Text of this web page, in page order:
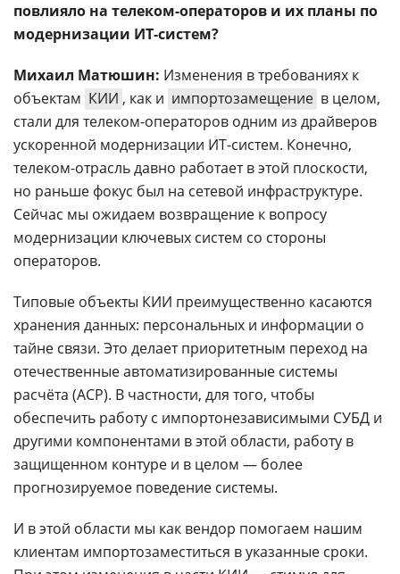
повлияло на телеком-операторов и их планы по
модернизации ИТ-систем?
Михаил Матюшин: Изменения в требованиях к
объектам КИИ , как и импортозамещение в целом,
стали для телеком-операторов одним из драйверов
ускоренной модернизации ИТ-систем. Конечно,
телеком-отрасль давно работает в этой плоскости,
но раньше фокус был на сетевой инфраструктуре.
Сейчас мы ожидаем возвращение к вопросу
модернизации ключевых систем со стороны
операторов.
Типовые объекты КИИ преимущественно касаются
хранения данных: персональных и информации о
тайне связи. Это делает приоритетным переход на
отечественные автоматизированные системы
расчёта (АСР). В частности, для того, чтобы
обеспечить работу с импортонезависимыми СУБД и
другими компонентами в этой области, работу в
защищенном контуре и в целом — более
прогнозируемое поведение системы.
И в этой области мы как вендор помогаем нашим
клиентам импортозаместиться в указанные сроки.